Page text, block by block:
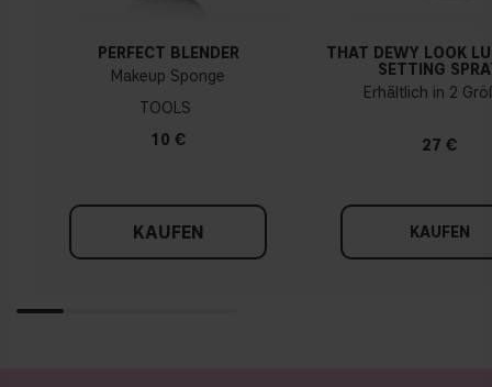
PERFECT BLENDER
Makeup Sponge
TOOLS
10 €
KAUFEN
THAT DEWY LOOK
SETTING
Erhältlich in 2
27 €
KAUFEN